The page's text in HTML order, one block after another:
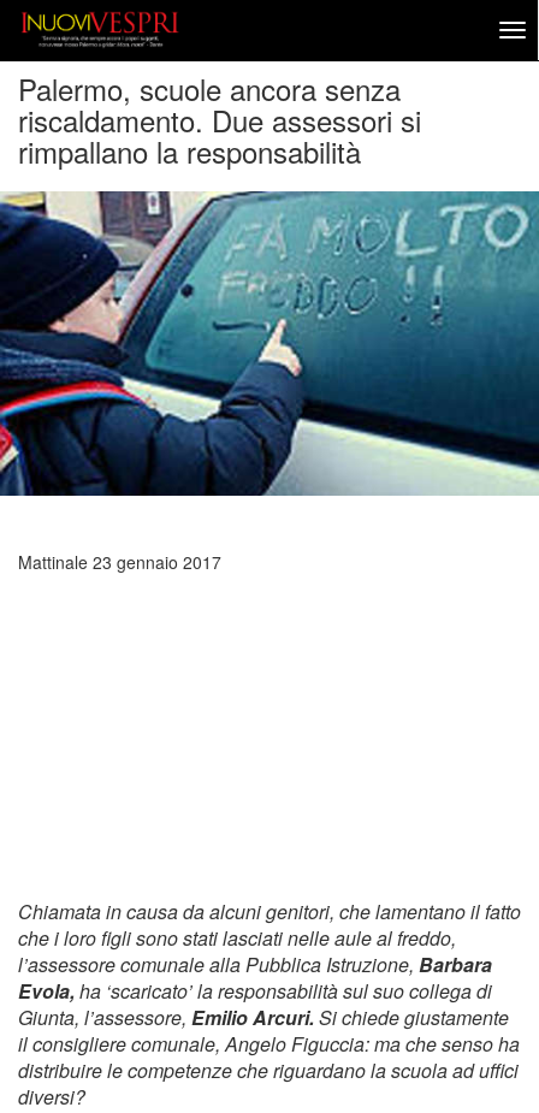
Palermo, scuole ancora senza
riscaldamento. Due assessori si
rimpallano la responsabilità
Mattinale 23 gennaio 2017
Chiamata in causa da alcuni genitori, che lamentano il fatto
che i loro figli sono stati lasciati nelle aule al freddo,
l’assessore comunale alla Pubblica Istruzione, Barbara
Evola, ha ‘scaricato’ la responsabilità sul suo collega di
Giunta, l’assessore, Emilio Arcuri. Si chiede giustamente
il consigliere comunale, Angelo Figuccia: ma che senso ha
distribuire le competenze che riguardano la scuola ad uffici
diversi?